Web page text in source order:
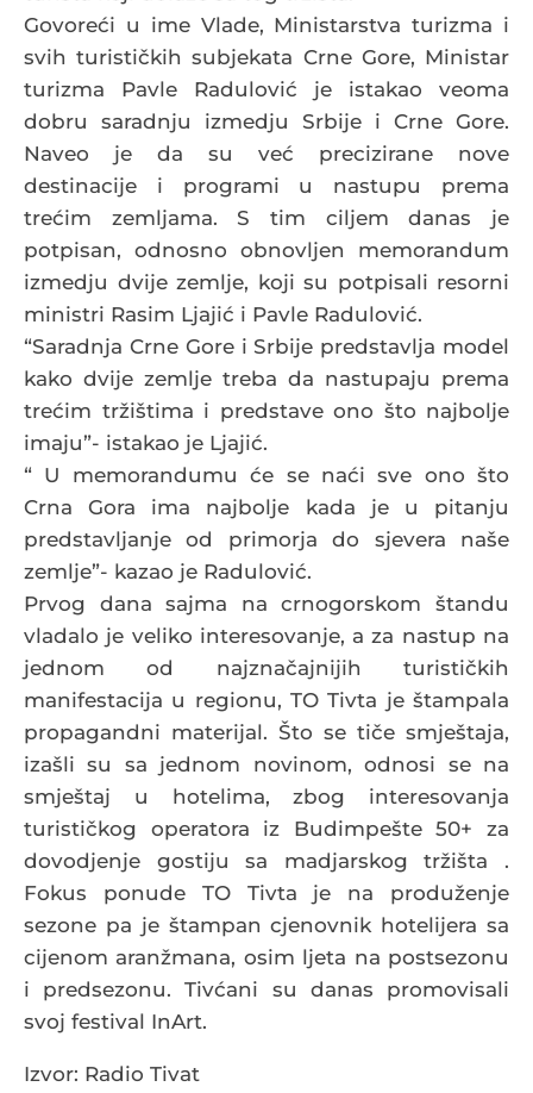
Govoreći u ime Vlade, Ministarstva turizma i
svih turističkih subjekata Crne Gore, Ministar
turizma Pavle Radulović je istakao veoma
dobru saradnju izmedju Srbije i Crne Gore.
Naveo je da su već precizirane nove
destinacije i programi u nastupu prema
trećim zemljama. S tim ciljem danas je
potpisan, odnosno obnovljen memorandum
izmedju dvije zemlje, koji su potpisali resorni
ministri Rasim Ljajić i Pavle Radulović.
“Saradnja Crne Gore i Srbije predstavlja model
kako dvije zemlje treba da nastupaju prema
trećim tržištima i predstave ono što najbolje
imaju”- istakao je Ljajić.
“ U memorandumu će se naći sve ono što
Crna Gora ima najbolje kada je u pitanju
predstavljanje od primorja do sjevera naše
zemlje”- kazao je Radulović.
Prvog dana sajma na crnogorskom štandu
vladalo je veliko interesovanje, a za nastup na
jednom od najznačajnijih turističkih
manifestacija u regionu, TO Tivta je štampala
propagandni materijal. Što se tiče smještaja,
izašli su sa jednom novinom, odnosi se na
smještaj u hotelima, zbog interesovanja
turističkog operatora iz Budimpešte 50+ za
dovodjenje gostiju sa madjarskog tržišta .
Fokus ponude TO Tivta je na produženje
sezone pa je štampan cjenovnik hotelijera sa
cijenom aranžmana, osim ljeta na postsezonu
i predsezonu. Tivćani su danas promovisali
svoj festival InArt.
Izvor: Radio Tivat